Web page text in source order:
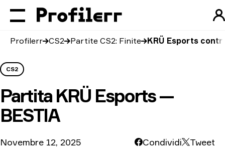
Profilerr CS2 Partite CS2: Finite KRÜ Esports
CS2
Partita KRÜ Esports —
BESTIA
Novembre 12, 2025 Condividi Tweet